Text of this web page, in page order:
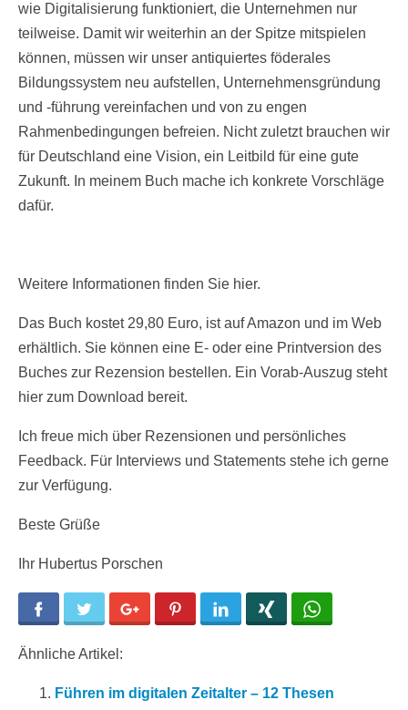
wie Digitalisierung funktioniert, die Unternehmen nur
teilweise. Damit wir weiterhin an der Spitze mitspielen
können, müssen wir unser antiquiertes föderales
Bildungssystem neu aufstellen, Unternehmensgründung
und -führung vereinfachen und von zu engen
Rahmenbedingungen befreien. Nicht zuletzt brauchen wir
für Deutschland eine Vision, ein Leitbild für eine gute
Zukunft. In meinem Buch mache ich konkrete Vorschläge
dafür.
Weitere Informationen finden Sie hier.
Das Buch kostet 29,80 Euro, ist auf Amazon und im Web
erhältlich. Sie können eine E- oder eine Printversion des
Buches zur Rezension bestellen. Ein Vorab-Auszug steht
hier zum Download bereit.
Ich freue mich über Rezensionen und persönliches
Feedback. Für Interviews und Statements stehe ich gerne
zur Verfügung.
Beste Grüße
Ihr Hubertus Porschen
Facebook Twitter Google+ Pinterest LinkedIn
Ähnliche Artikel:
Führen im digitalen Zeitalter – 12 Thesen